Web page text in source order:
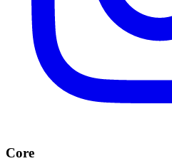
Core